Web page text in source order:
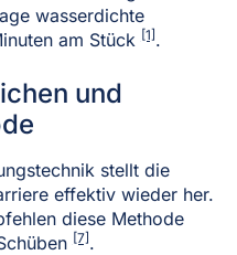
wasserdichte
am Stück [1] .
und
stellt die
effektiv wieder her.
diese Methode
[7] .